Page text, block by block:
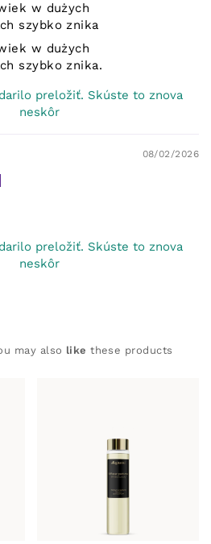
w dużych
szybko znika
w dużych
szybko znika.
preložiť. Skúste to znova
neskôr
08/02/2026
preložiť. Skúste to znova
neskôr
may also like these products